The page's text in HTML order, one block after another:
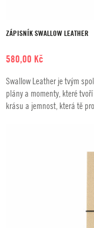
ZÁPISNÍK SWALLOW LEATHER
580,00 Kč
Swallow Leather je tvým
plány a momenty, které
krásu a jemnost, která tě